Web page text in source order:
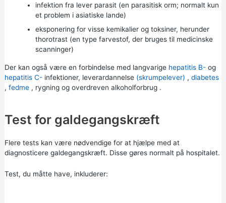
infektion fra lever parasit (en parasitisk orm; normalt kun
et problem i asiatiske lande)
eksponering for visse kemikalier og toksiner, herunder
thorotrast (en type farvestof, der bruges til medicinske
scanninger)
Der kan også være en forbindelse med langvarige hepatitis B-og
hepatitis C-infektioner, leverardannelse (skrumpelever) , diabetes
, fedme, rygning og overdreven alkoholforbrug.
Test for galdegangskræft
Flere tests kan være nødvendige for at hjælpe med at
diagnosticere galdegangskræft. Disse gøres normalt på hospitalet.
Test, du måtte have, inkluderer: